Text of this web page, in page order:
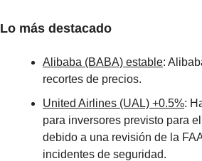
Lo más destacado
Alibaba (BABA) estable:
recortes de precios.
United Airlines (UAL) +0.5%:
para inversores previsto para
debido a una revisión de la
incidentes de seguridad.